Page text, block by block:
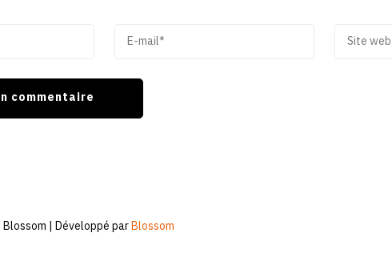
Blossom | Développé parBlossom